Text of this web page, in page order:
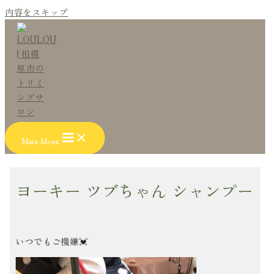
内容をスキップ
Main Menu
ヨーキー ツブちゃん シャンプー
いつでもご機嫌💓